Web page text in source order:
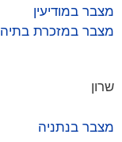
מצבר במודיעין
מצבר במזכרת בתיה
שרון
מצבר בנתניה